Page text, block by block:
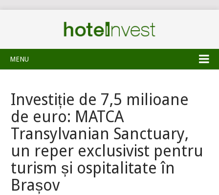
MENU
Investiție de 7,5 milioane
de euro: MATCA
Transylvanian Sanctuary,
un reper exclusivist pentru
turism și ospitalitate în
Brașov